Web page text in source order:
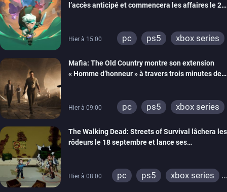
l’accès anticipé et commencera les affaires le 2
Hier à 15:00 pc ps5 xbox series
Mafia: The Old Country montre son extension
« Homme d’honneur » à travers trois minutes de
Hier à 09:00 pc ps5 xbox series
The Walking Dead: Streets of Survival lâchera les
rôdeurs le 18 septembre et lance ses
Hier à 08:00 pc ps5
xbox series